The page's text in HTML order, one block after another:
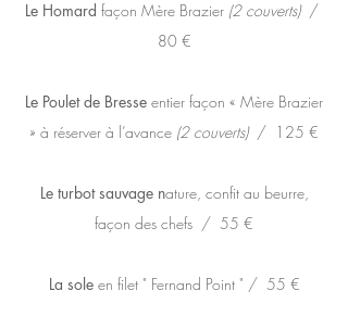
Le Homard façon Mère Brazier (2 couverts) /
80 €
Le Poulet de Bresse entier façon « Mère Brazier
» à réserver à l’avance (2 couverts) / 125 €
Le turbot sauvage nature, confit au beurre,
façon des chefs / 55 €
La soleen filet " Fernand Point " / 55 €